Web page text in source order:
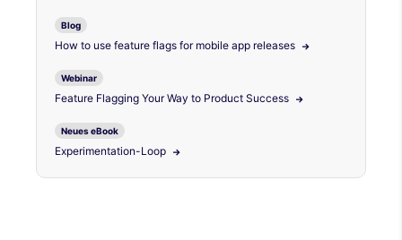
Blog
How to use feature flags for mobile app releases
Webinar
Feature Flagging Your Way to Product Success
Neues eBook
Experimentation-Loop